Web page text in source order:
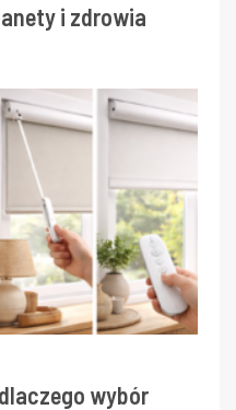
i zdrowia
wybór